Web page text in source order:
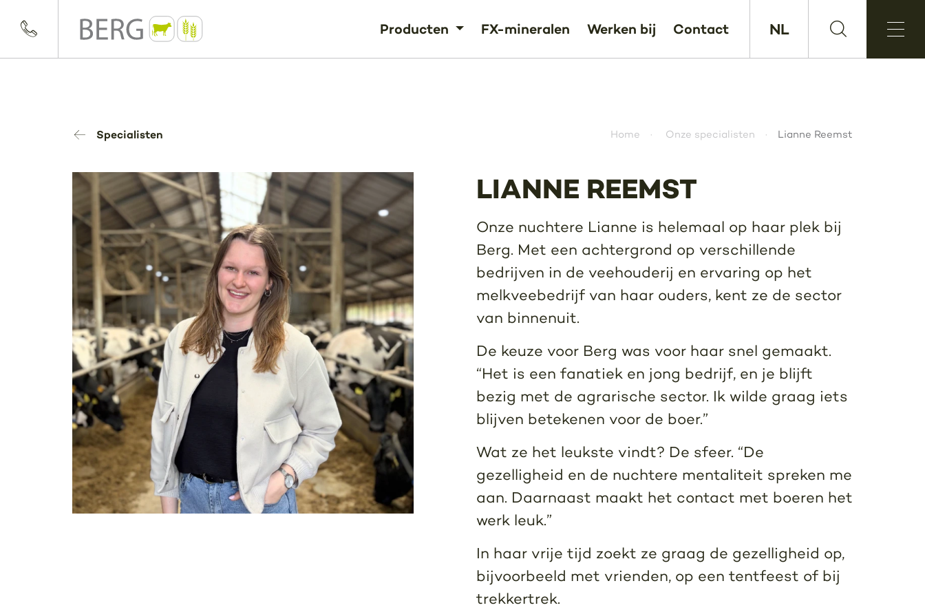
Producten FX-mineralen Werken bij Contact NL
Specialisten Home Onze specialisten Lianne Reemst
LIANNE REEMST
Onze nuchtere Lianne is helemaal op haar plek bij
Berg. Met een achtergrond op verschillende
bedrijven in de veehouderij en ervaring op het
melkveebedrijf van haar ouders, kent ze de sector
van binnenuit.
De keuze voor Berg was voor haar snel gemaakt.
“Het is een fanatiek en jong bedrijf, en je blijft
bezig met de agrarische sector. Ik wilde graag iets
blijven betekenen voor de boer.”
Wat ze het leukste vindt? De sfeer. “De
gezelligheid en de nuchtere mentaliteit spreken me
aan. Daarnaast maakt het contact met boeren het
werk leuk.”
In haar vrije tijd zoekt ze graag de gezelligheid op,
bijvoorbeeld met vrienden, op een tentfeest of bij
trekkertrek.